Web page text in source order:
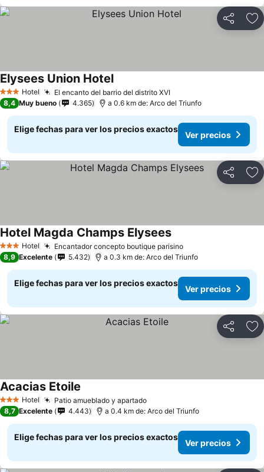
Compartir
3 Estrellas
Hotel El encanto del barrio del distrito XVIVer precios
Elysees Union HotelVer precios
8,4 Muy bueno 4.365 a 0.6 km de: Arco del Triunfo
Elige fechas para ver los precios exactos
Ver precios
Compartir
3 Estrellas
Hotel Encantador concepto boutique parisinoVer precios
Hotel Magda Champs ElyseesVer precios
8,9 Excelente 5.432 a 0.3 km de: Arco del Triunfo
Elige fechas para ver los precios exactos
Ver precios
Compartir
3 Estrellas
Hotel Patio amueblado y apartadoVer precios
Acacias Etoile
8,7 Excelente 4.443 a 0.4 km de: Arco del Triunfo
Elige fechas para ver los precios exactos
Ver precios